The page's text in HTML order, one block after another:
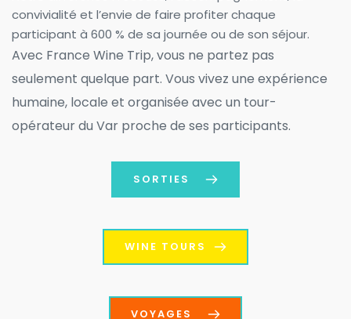
convivialité et l’envie de faire profiter chaque
participant à 600 % de sa journée ou de son séjour.
Avec France Wine Trip, vous ne partez pas
seulement quelque part. Vous vivez une expérience
humaine, locale et organisée avec un tour-
opérateur du Var proche de ses participants.
SORTIES
WINE TOURS
VOYAGES